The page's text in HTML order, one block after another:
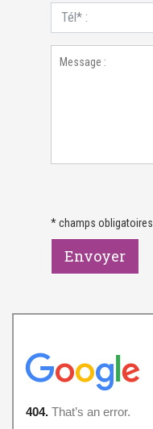
* champs obligatoires
Envoyer